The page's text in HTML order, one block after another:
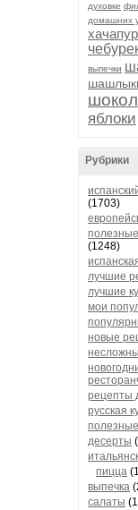
духовке
домашних
выпечки
яблоки
Рубрики
(1703)
(1248)
лучшие
лучшие
мои
новые
рецепты
русская
десерты
пицца
выпечка
салаты